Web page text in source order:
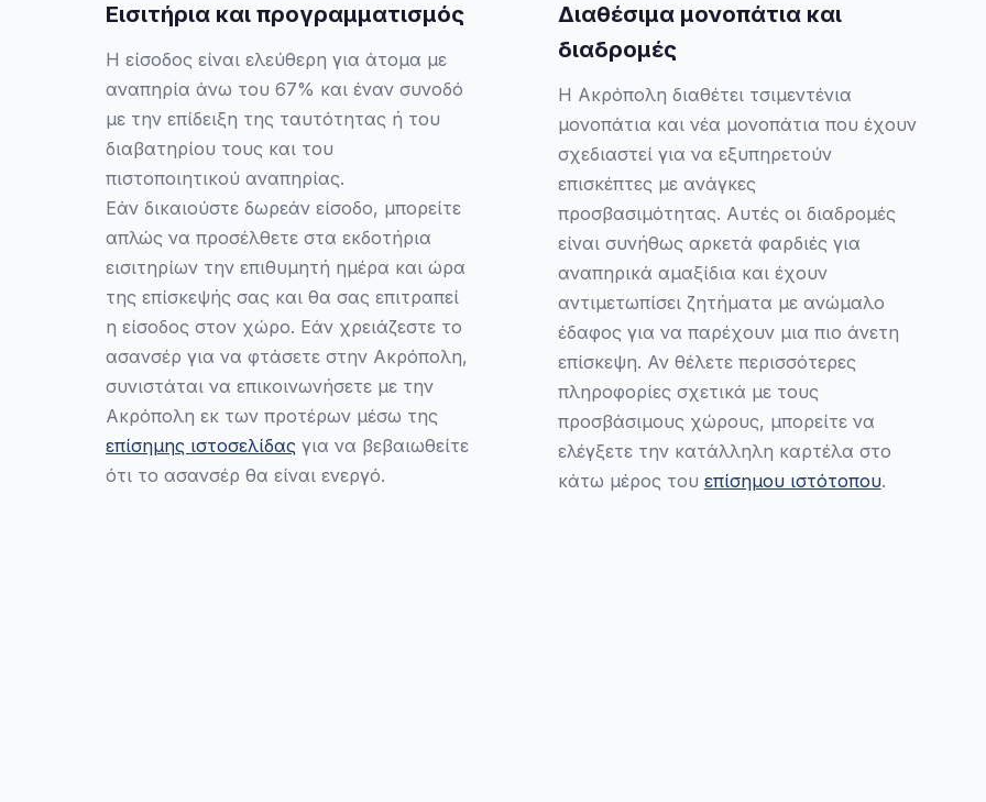
Εισιτήρια και προγραμματισμός
Η είσοδος είναι ελεύθερη για άτομα με
αναπηρία άνω του 67% και έναν συνοδό
με την επίδειξη της ταυτότητας ή του
διαβατηρίου τους και του
πιστοποιητικού αναπηρίας.
Εάν δικαιούστε δωρεάν είσοδο, μπορείτε
απλώς να προσέλθετε στα εκδοτήρια
εισιτηρίων την επιθυμητή ημέρα και ώρα
της επίσκεψής σας και θα σας επιτραπεί
η είσοδος στον χώρο. Εάν χρειάζεστε το
ασανσέρ για να φτάσετε στην Ακρόπολη,
συνιστάται να επικοινωνήσετε με την
Ακρόπολη εκ των προτέρων μέσω της
επίσημης ιστοσελίδας για να βεβαιωθείτε
ότι το ασανσέρ θα είναι ενεργό.
Διαθέσιμα μονοπάτια και
διαδρομές
Η Ακρόπολη διαθέτει τσιμεντένια
μονοπάτια και νέα μονοπάτια που έχουν
σχεδιαστεί για να εξυπηρετούν
επισκέπτες με ανάγκες
προσβασιμότητας. Αυτές οι διαδρομές
είναι συνήθως αρκετά φαρδιές για
αναπηρικά αμαξίδια και έχουν
αντιμετωπίσει ζητήματα με ανώμαλο
έδαφος για να παρέχουν μια πιο άνετη
επίσκεψη. Αν θέλετε περισσότερες
πληροφορίες σχετικά με τους
προσβάσιμους χώρους, μπορείτε να
ελέγξετε την κατάλληλη καρτέλα στο
κάτω μέρος του επίσημου ιστότοπου.